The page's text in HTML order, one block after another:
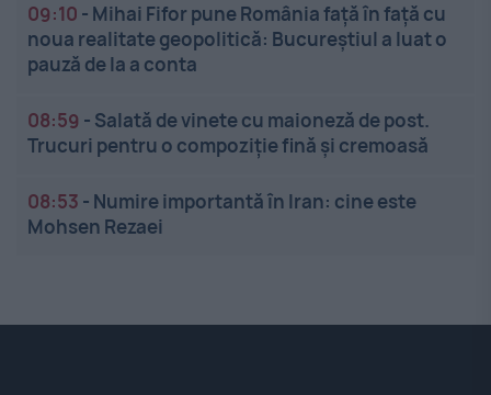
09:10 - Mihai Fifor pune România față în față cu
noua realitate geopolitică: Bucureștiul a luat o
pauză de la a conta
08:59 - Salată de vinete cu maioneză de post.
Trucuri pentru o compoziție fină și cremoasă
08:53 - Numire importantă în Iran: cine este
Mohsen Rezaei